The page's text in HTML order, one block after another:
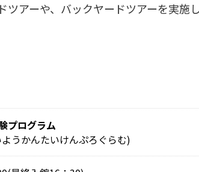
アーや、バックヤードツアーを実
プログラム
うかんたいけんぷろぐらむ)